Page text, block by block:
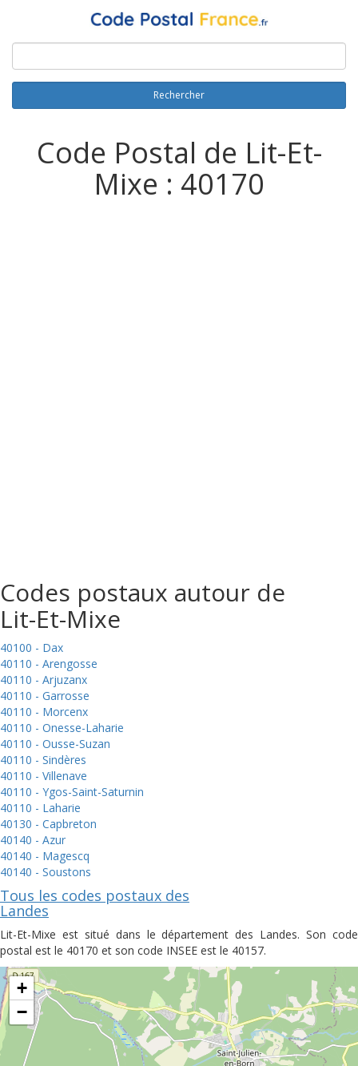
Rechercher
Code Postal de Lit-Et-
Mixe : 40170
Codes postaux autour de
Lit-Et-Mixe
40100 - Dax
40110 - Arengosse
40110 - Arjuzanx
40110 - Garrosse
40110 - Morcenx
40110 - Onesse-Laharie
40110 - Ousse-Suzan
40110 - Sindères
40110 - Villenave
40110 - Ygos-Saint-Saturnin
40110 - Laharie
40130 - Capbreton
40140 - Azur
40140 - Magescq
40140 - Soustons
Tous les codes postaux des
Landes
Lit-Et-Mixe est situé dans le département des Landes. Son code
postal est le 40170 et son code INSEE est le 40157.
+
−